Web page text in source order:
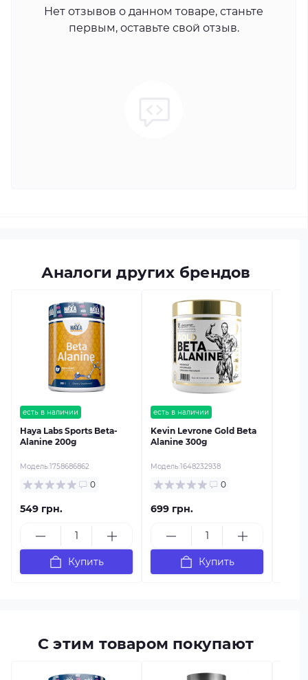
Нет отзывов о данном товаре, станьте
первым, оставьте свой отзыв.
Аналоги других брендов
есть в наличии
Haya Labs Sports Beta-
Alanine 200g
Модель:1758686862
0
549 грн.
Купить
есть в наличии
Kevin Levrone Gold Beta
Alanine 300g
Модель:1648232938
0
699 грн.
Купить
С этим товаром покупают